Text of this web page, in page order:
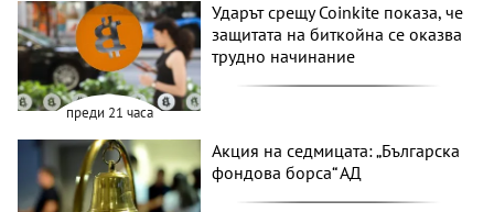
преди 21 часа
Ударът срещу Coinkite показа, че
защитата на биткойна се оказва
трудно начинание
Акция на седмицата: „Българска
фондова борса“ АД